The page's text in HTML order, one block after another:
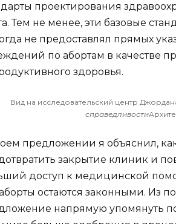
проектирования
Тем не менее, эти базовые
не предоставлял прямых
по абортам в качестве
здоровья.
Вид на исследовательский центр
справедливости
предложении я объяснил,
закрытие клиник и
доступ к медицинской
остаются законными. Из
напрямую упомянуть